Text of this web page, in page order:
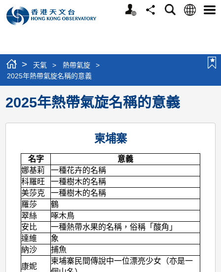
個
分
搜
語
選
> 天氣 > 熱帶氣旋
>
2025年熱帶氣旋名稱的意義
2025年熱帶氣旋名稱的意義
柬埔寨
名字
意義
娜基莉
一種花卉的名稱
科羅旺
一種樹木的名稱
美莎克
一種樹木的名稱
羅莎
鶴
翠絲
啄木鳥
安比
一種熱帶水果的名稱，俗稱「酸角」
達維
象
納沙
捕魚
康妮
柬埔寨民間傳說中一位漂亮少女（亦是一